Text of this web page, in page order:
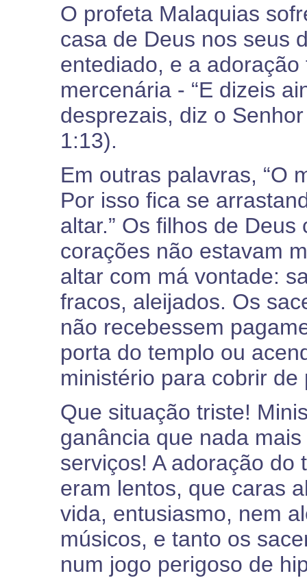
O profeta Malaquias
casa de Deus nos seus
entediado, e a
mercenária - “E dizeis
desprezais, diz o
1:13).
Em outras palavras, “O
Por isso fica se
altar.” Os filhos de
corações não estavam
altar com má vontade:
fracos, aleijados. Os
não recebessem
porta do templo ou
ministério para cobrir
Que situação triste!
ganância que nada
serviços! A adoração
eram lentos, que caras
vida, entusiasmo, nem
músicos, e tanto os
num jogo perigoso de